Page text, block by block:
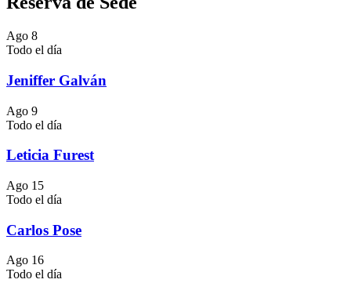
Ago 8
Todo el día
Jeniffer Galván
Ago 9
Todo el día
Leticia Furest
Ago 15
Todo el día
Carlos Pose
Ago 16
Todo el día